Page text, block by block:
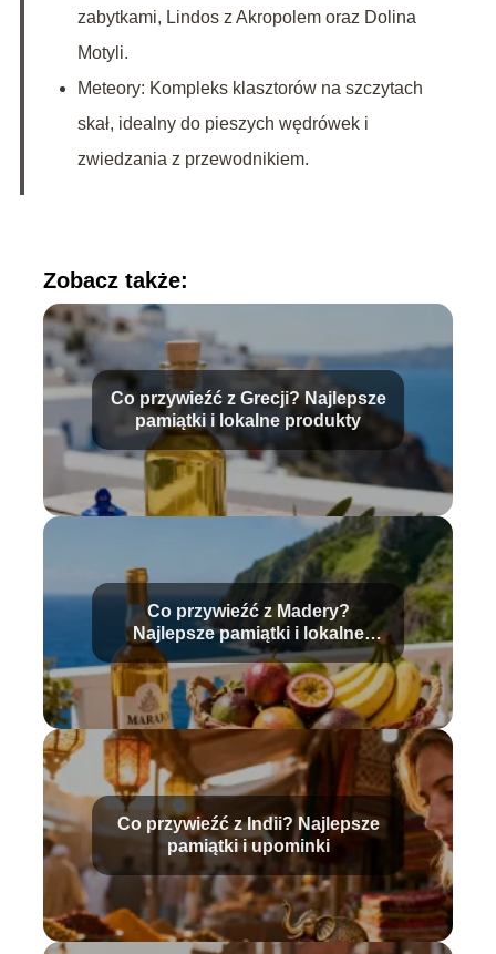
zabytkami, Lindos z Akropolem oraz Dolina
Motyli.
Meteory: Kompleks klasztorów na szczytach
skał, idealny do pieszych wędrówek i
zwiedzania z przewodnikiem.
Zobacz także:
Co przywieźć z Grecji? Najlepsze
pamiątki i lokalne produkty
Co przywieźć z Madery?
Najlepsze pamiątki i lokalne
produkty
Co przywieźć z Indii? Najlepsze
pamiątki i upominki